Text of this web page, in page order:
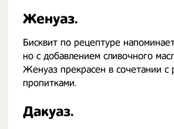
Женуаз.
Бисквит по рецептуре
но с добавлением сливочного
Женуаз прекрасен в сочетании с
пропитками.
Дакуаз.